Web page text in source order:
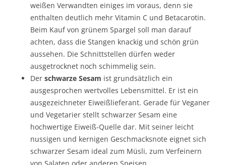
weißen Verwandten einiges im voraus, denn sie
enthalten deutlich mehr Vitamin C und Betacarotin.
Beim Kauf von grünem Spargel soll man darauf
achten, dass die Stangen knackig und schön grün
aussehen. Die Schnittstellen dürfen weder
ausgetrocknet noch schimmelig sein.
Der schwarze Sesam ist grundsätzlich ein
ausgesprochen wertvolles Lebensmittel. Er ist ein
ausgezeichneter Eiweißlieferant. Gerade für Veganer
und Vegetarier stellt schwarzer Sesam eine
hochwertige Eiweiß-Quelle dar. Mit seiner leicht
nussigen und kernigen Geschmacksnote eignet sich
schwarzer Sesam ideal zum Müsli, zum Verfeinern